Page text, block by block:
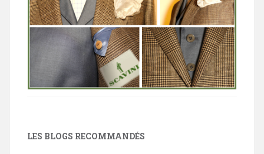
LES BLOGS RECOMMANDÉS